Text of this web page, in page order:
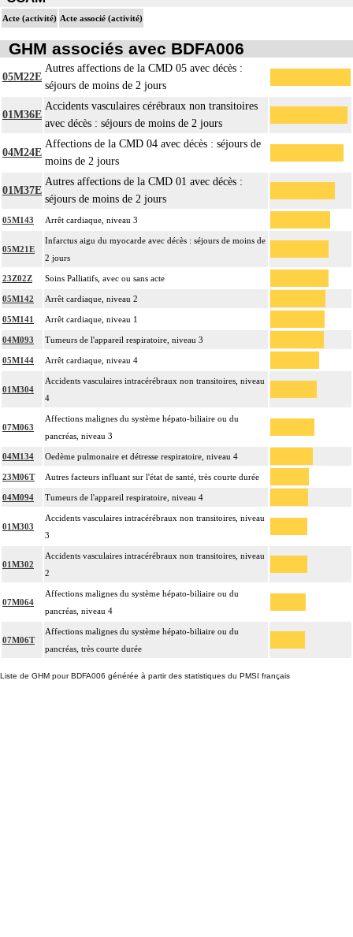
Acte (activité) Acte associé (activité)
GHM associés avec BDFA006
05M22E
Autres affections de la CMD 05 avec décès :
séjours de moins de 2 jours
01M36E
Accidents vasculaires cérébraux non transitoires
avec décès : séjours de moins de 2 jours
04M24E
Affections de la CMD 04 avec décès : séjours de
moins de 2 jours
01M37E
Autres affections de la CMD 01 avec décès :
séjours de moins de 2 jours
05M143 Arrêt cardiaque, niveau 3
05M21E
Infarctus aigu du myocarde avec décès : séjours de moins de
2 jours
23Z02Z Soins Palliatifs, avec ou sans acte
05M142 Arrêt cardiaque, niveau 2
05M141 Arrêt cardiaque, niveau 1
04M093 Tumeurs de l'appareil respiratoire, niveau 3
05M144 Arrêt cardiaque, niveau 4
01M304
Accidents vasculaires intracérébraux non transitoires, niveau
4
07M063
Affections malignes du système hépato-biliaire ou du
pancréas, niveau 3
04M134 Oedème pulmonaire et détresse respiratoire, niveau 4
23M06T Autres facteurs influant sur l'état de santé, très courte durée
04M094 Tumeurs de l'appareil respiratoire, niveau 4
01M303
Accidents vasculaires intracérébraux non transitoires, niveau
3
01M302
Accidents vasculaires intracérébraux non transitoires, niveau
2
07M064
Affections malignes du système hépato-biliaire ou du
pancréas, niveau 4
07M06T
Affections malignes du système hépato-biliaire ou du
pancréas, très courte durée
Liste de GHM pour BDFA006 générée à partir des statistiques du PMSI français